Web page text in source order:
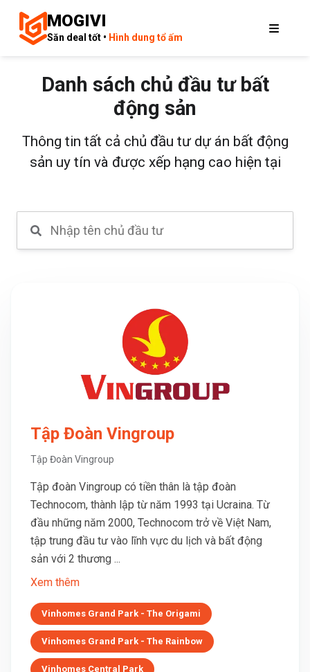
MOGIVI
Săn deal tốt • Hình dung tổ ấm
Danh sách chủ đầu tư bất
động sản
Thông tin tất cả chủ đầu tư dự án bất động
sản uy tín và được xếp hạng cao hiện tại
Tập Đoàn Vingroup
Tập Đoàn Vingroup
Tập đoàn Vingroup có tiền thân là tập đoàn
Technocom, thành lập từ năm 1993 tại Ucraina. Từ
đầu những năm 2000, Technocom trở về Việt Nam,
tập trung đầu tư vào lĩnh vực du lịch và bất động
sản với 2 thương ...
Xem thêm
Vinhomes Grand Park - The Origami
Vinhomes Grand Park - The Rainbow
Vinhomes Central Park